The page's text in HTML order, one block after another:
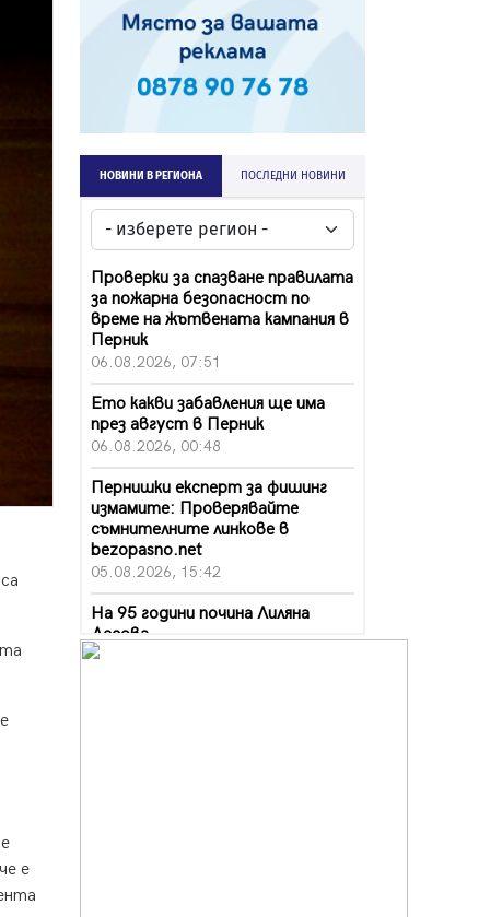
е
НОВИНИ В РЕГИОНА ПОСЛЕДНИ НОВИНИ
Проверки за спазване правилата
за пожарна безопасност по
време на жътвената кампания в
Перник
06.08.2026, 07:51
Ето какви забавления ще има
през август в Перник
06.08.2026, 00:48
Пернишки експерт за фишинг
измамите: Проверявайте
съмнителните линкове в
bezopasno.net
05.08.2026, 15:42
На 95 години почина Лиляна
Десова
05.08.2026, 15:18